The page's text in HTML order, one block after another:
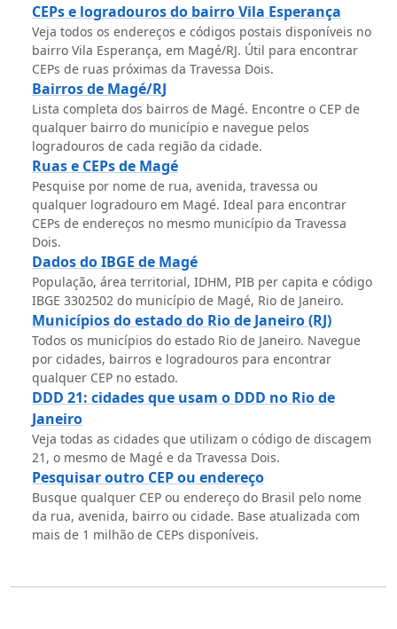
CEPs e logradouros do bairro Vila Esperança
Veja todos os endereços e códigos postais disponíveis no
bairro Vila Esperança, em Magé/RJ. Útil para encontrar
CEPs de ruas próximas da Travessa Dois.
Bairros de Magé/RJ
Lista completa dos bairros de Magé. Encontre o CEP de
qualquer bairro do município e navegue pelos
logradouros de cada região da cidade.
Ruas e CEPs de Magé
Pesquise por nome de rua, avenida, travessa ou
qualquer logradouro em Magé. Ideal para encontrar
CEPs de endereços no mesmo município da Travessa
Dois.
Dados do IBGE de Magé
População, área territorial, IDHM, PIB per capita e código
IBGE 3302502 do município de Magé, Rio de Janeiro.
Municípios do estado do Rio de Janeiro (RJ)
Todos os municípios do estado Rio de Janeiro. Navegue
por cidades, bairros e logradouros para encontrar
qualquer CEP no estado.
DDD 21: cidades que usam o DDD no Rio de
Janeiro
Veja todas as cidades que utilizam o código de discagem
21, o mesmo de Magé e da Travessa Dois.
Pesquisar outro CEP ou endereço
Busque qualquer CEP ou endereço do Brasil pelo nome
da rua, avenida, bairro ou cidade. Base atualizada com
mais de 1 milhão de CEPs disponíveis.